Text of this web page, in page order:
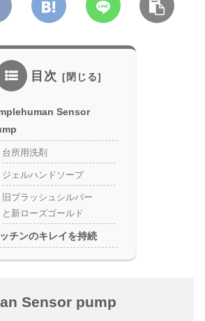
目次
Sensor
台所用洗剤
ジェルハンドソープ
旧ブラッシュシルバー
と新ローズゴールド
チンのキレイを持続
Sensor pump